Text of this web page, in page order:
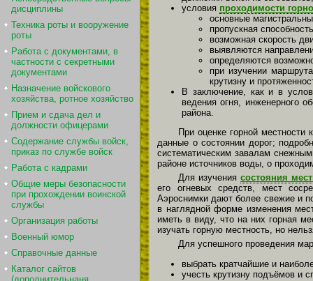
дисциплины
Техника роты и вооружение
роты
Работа с документами, в
частности с секретными
документами
Назначение войскового
хозяйства, ротное хозяйство
Прием и сдача дел и
должности офицерами
Содержание службы войск,
приказ по службе войск
Работа с кадрами
Общие меры безопасности
при прохождении воинской
службы
Организация работы
Военный юмор
Справочные данные
Каталог сайтов
условия проходимости
основные
пропускная
возможная скорость
выявляются
определяются
при изучении
крутизну и
В заключение, как и в
ведения огня, инженерного
района.
При оценке горной
данные о состоянии дорог;
систематическим завалам
районе источников воды, о
Для изучениясостояния
его огневых средств, мест
Аэроснимки дают более свежие и
в наглядной форме изменения
иметь в виду, что на них горная
изучать горную местность, но
Для успешного проведения
выбрать кратчайшие и
учесть крутизну подъёмов и